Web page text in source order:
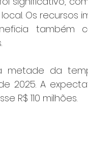
Os recursos
também
metade da
2025. A
R$ 110 milhões.